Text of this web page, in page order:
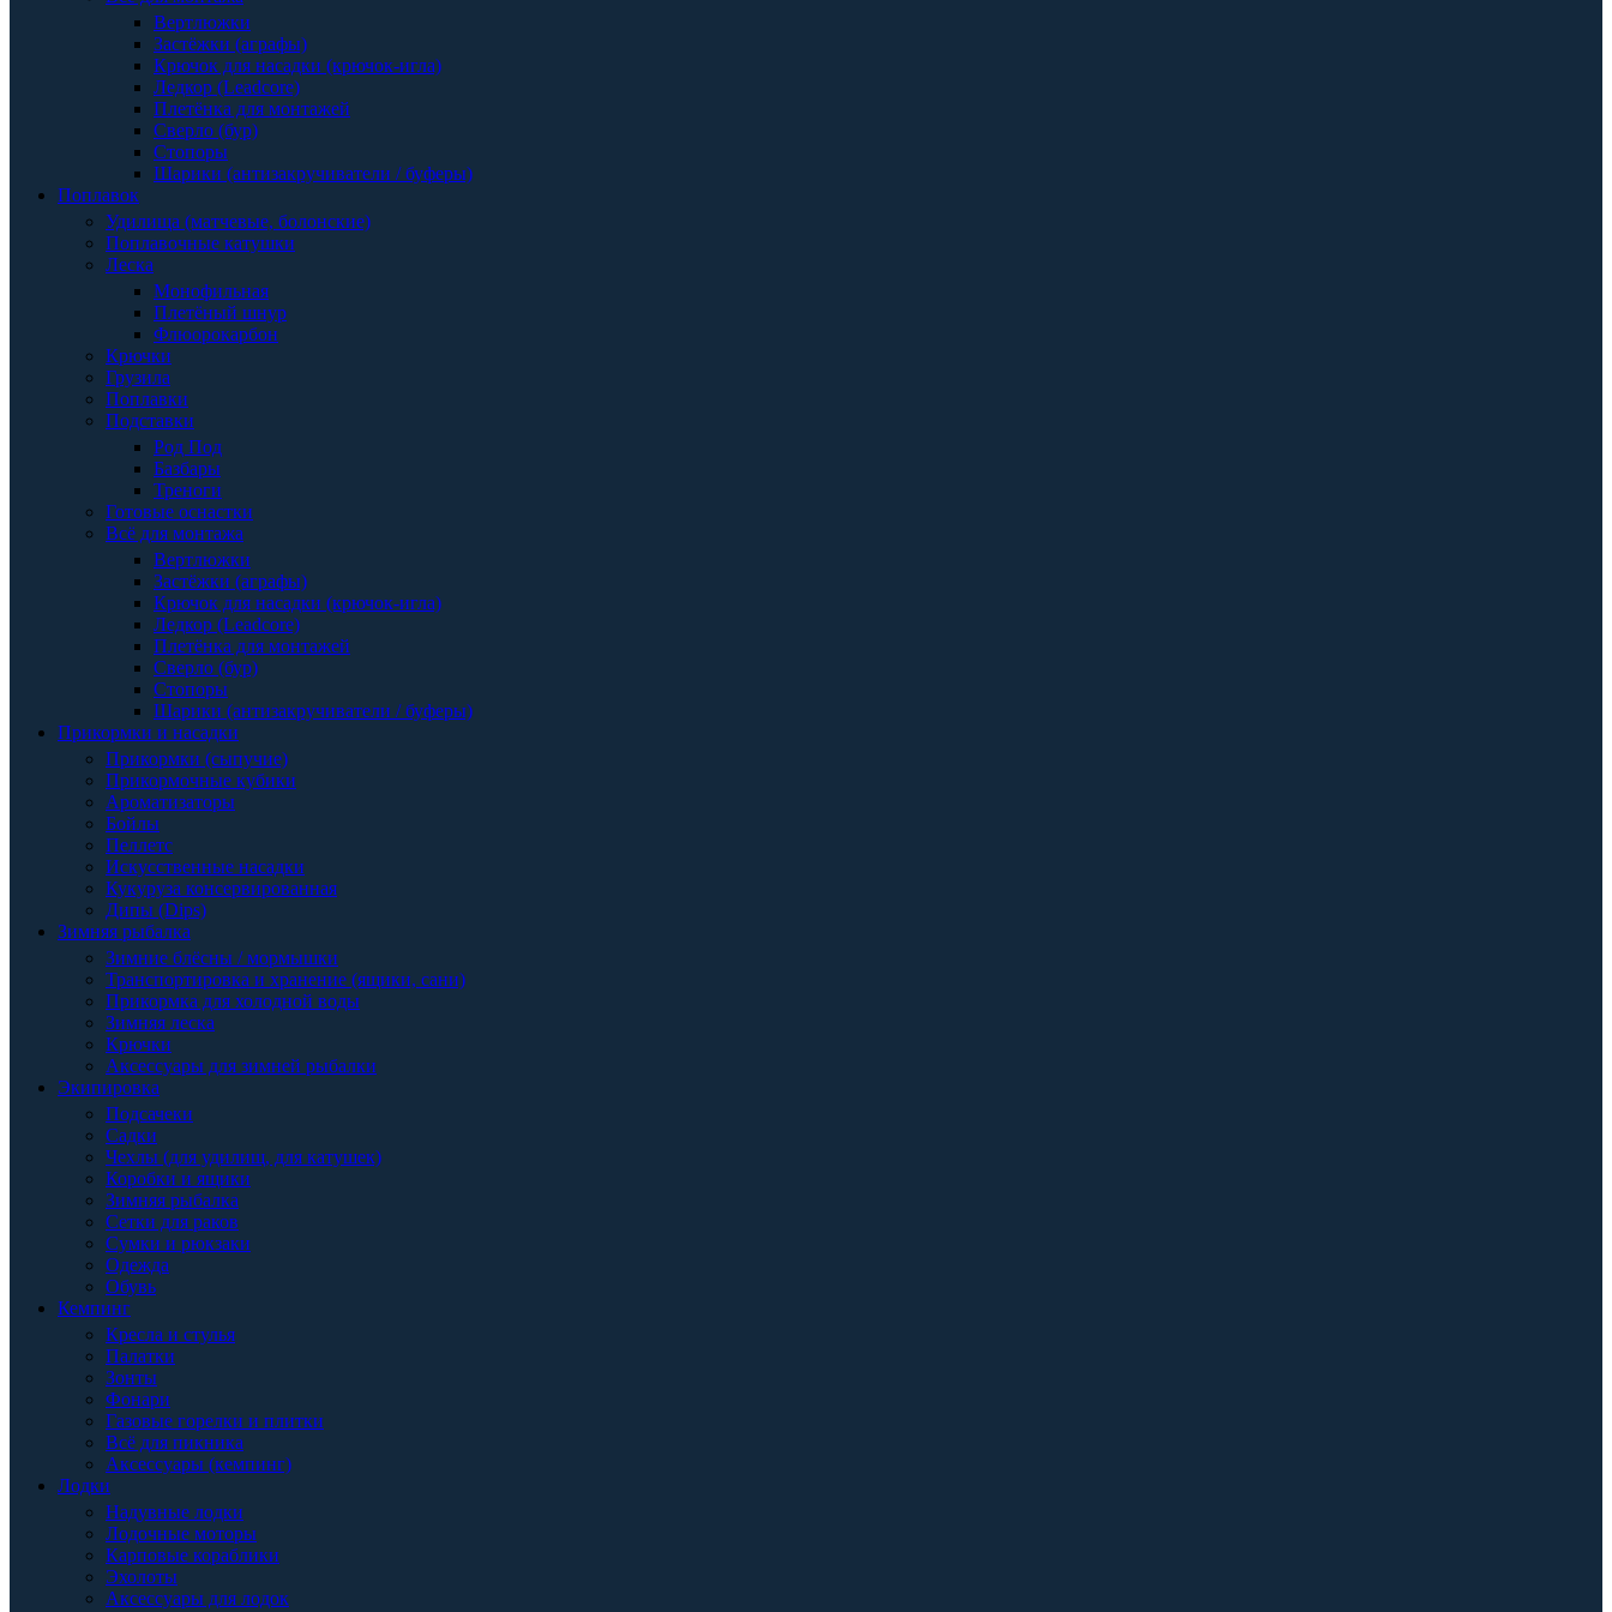
Вертлюжки
Застёжки (аграфы)
Крючок для насадки (крючок-игла)
Ледкор (Leadcore)
Плетёнка для монтажей
Сверло (бур)
Стопоры
Шарики (антизакручиватели / буферы)
Поплавок
Удилища (матчевые, болонские)
Поплавочные катушки
Леска
Монофильная
Плетёный шнур
Флюорокарбон
Крючки
Грузила
Поплавки
Подставки
Род Под
Базбары
Треноги
Готовые оснастки
Всё для монтажа
Вертлюжки
Застёжки (аграфы)
Крючок для насадки (крючок-игла)
Ледкор (Leadcore)
Плетёнка для монтажей
Сверло (бур)
Стопоры
Шарики (антизакручиватели / буферы)
Прикормки и насадки
Прикормки (сыпучие)
Прикормочные кубики
Ароматизаторы
Бойлы
Пеллетс
Искусственные насадки
Кукуруза консервированная
Дипы (Dips)
Зимняя рыбалка
Зимние блёсны / мормышки
Транспортировка и хранение (ящики, сани)
Прикормка для холодной воды
Зимняя леска
Крючки
Аксессуары для зимней рыбалки
Экипировка
Подсачеки
Садки
Чехлы (для удилищ, для катушек)
Коробки и ящики
Зимняя рыбалка
Сетки для раков
Сумки и рюкзаки
Одежда
Обувь
Кемпинг
Кресла и стулья
Палатки
Зонты
Фонари
Газовые горелки и плитки
Всё для пикника
Аксессуары (кемпинг)
Лодки
Надувные лодки
Лодочные моторы
Карповые кораблики
Эхолоты
Аксессуары для лодок